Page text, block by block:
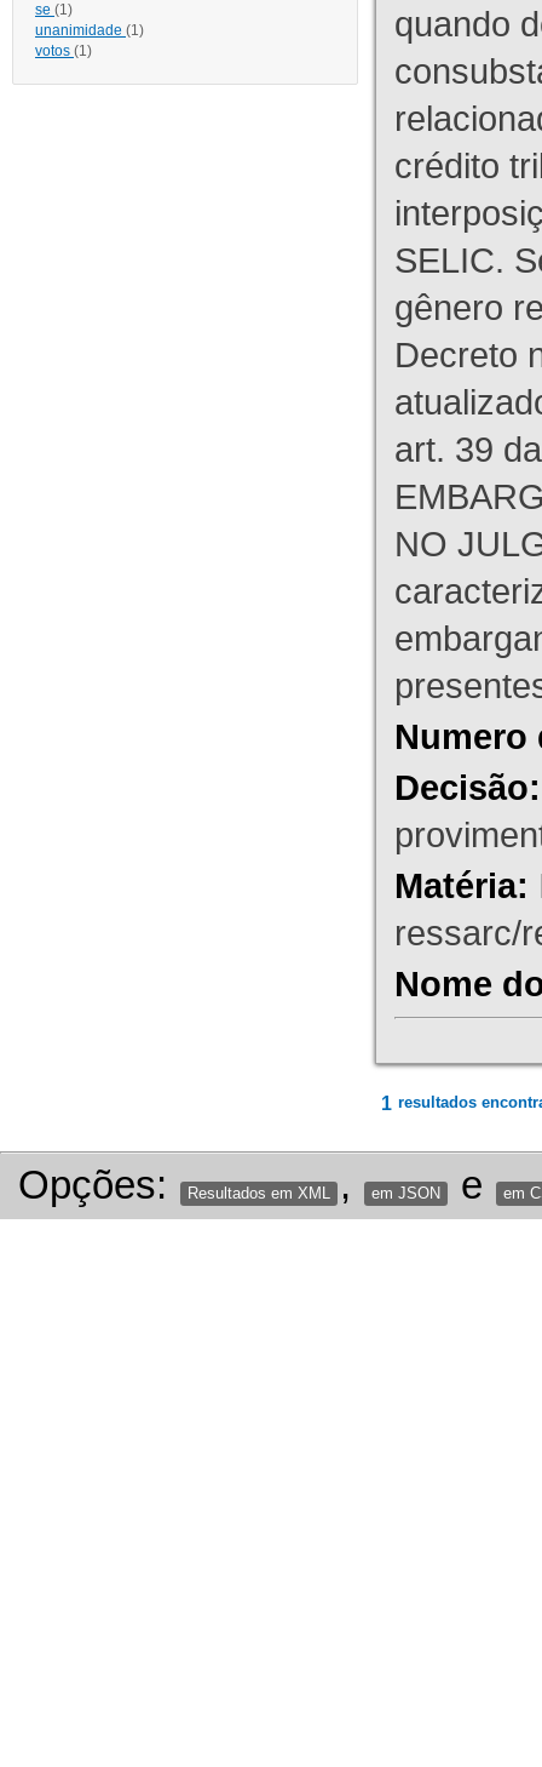
se (1)
unanimidade (1)
votos (1)
quando
crédito
SELIC.
gênero
Decreto
art. 39
NO
Numero
Decisão:
Matéria:
ressarc/
Nome
1 resultados
Opções: Resultados em XML , em JSON e em